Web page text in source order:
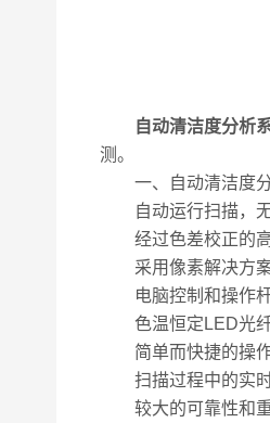
自动清洁度分析
测。
一、自动清洁度分
自动运行扫描，无
经过色差校正的高
采用像素解决方
电脑控制和操作杆
色温恒定LED光纤
简单而快捷的操
扫描过程中的实
较大的可靠性和